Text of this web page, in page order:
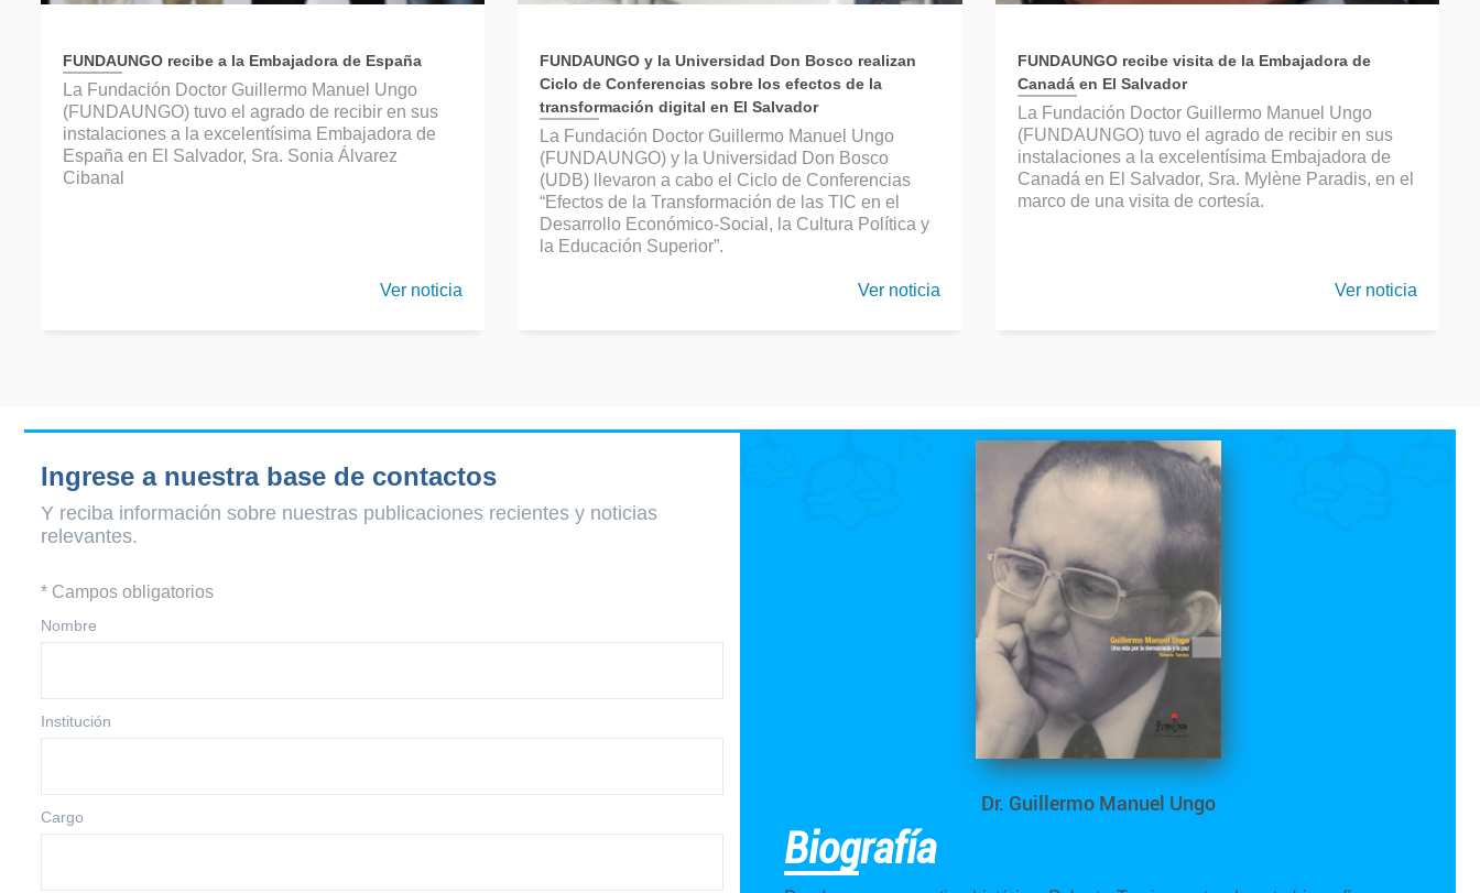
FUNDAUNGO recibe a la Embajadora de España
La Fundación Doctor Guillermo Manuel Ungo
(FUNDAUNGO) tuvo el agrado de recibir en sus
instalaciones a la excelentísima Embajadora de
España en El Salvador, Sra. Sonia Álvarez
Cibanal
Ver noticia
FUNDAUNGO y la Universidad Don Bosco realizan
Ciclo de Conferencias sobre los efectos de la
transformación digital en El Salvador
La Fundación Doctor Guillermo Manuel Ungo
(FUNDAUNGO) y la Universidad Don Bosco
(UDB) llevaron a cabo el Ciclo de Conferencias
“Efectos de la Transformación de las TIC en el
Desarrollo Económico-Social, la Cultura Política y
la Educación Superior”.
Ver noticia
FUNDAUNGO recibe visita de la Embajadora de
Canadá en El Salvador
La Fundación Doctor Guillermo Manuel Ungo
(FUNDAUNGO) tuvo el agrado de recibir en sus
instalaciones a la excelentísima Embajadora de
Canadá en El Salvador, Sra. Mylène Paradis, en el
marco de una visita de cortesía.
Ver noticia
Ingrese a nuestra base de contactos
Y reciba información sobre nuestras publicaciones recientes y noticias
relevantes.
* Campos obligatorios
Nombre
Institución
Cargo
Dr. Guillermo Manuel Ungo
Biografía